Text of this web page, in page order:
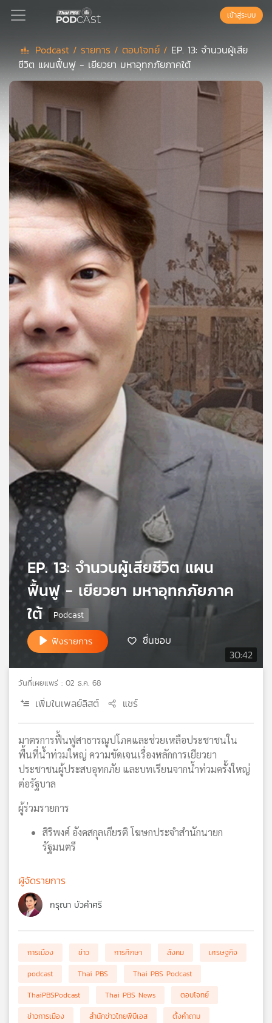
Podcast
ย์
ลิ
สต์
แนะนำ
เพล
ย์
ลิ
สต์
ของ
คุณ
เพลง
บทความ
ข่าว
เกี่ยว
กับ
เรา
เครือ
ข่าย
วิทยุ
ไทย
แผนที่
วิทยุ
เครือ
เข้าสู่ระบบ
Podcast / รายการ /ตอบโจทย์ / EP. 13: จำนวนผู้เสีย
ชีวิต แผนฟื้นฟู - เยียวยา มหาอุทกภัยภาคใต้
30:42
EP. 13: จำนวนผู้เสียชีวิต แผน
ฟื้นฟู - เยียวยา มหาอุทกภัยภาค
ใต้
ฟังรายการ ชื่นชอบ
วันที่เผยแพร่ : 02 ธ.ค. 68
เพิ่มในเพลย์ลิสต์ แชร์
มาตรการฟื้นฟูสาธารณูปโภคและช่วยเหลือประชาชนใน
พื้นที่น้ำท่วมใหญ่ ความชัดเจนเรื่องหลักการเยียวยา
ประชาชนผู้ประสบอุทกภัย และบทเรียนจากน้ำท่วมครั้งใหญ่
ต่อรัฐบาล
ผู้ร่วมรายการ
สิริพงศ์ อังคสกุลเกียรติ โฆษกประจำสำนักนายก
รัฐมนตรี
ผู้จัดรายการ
กรุณา บัวคำศรี
การเมือง ข่าว การศึกษา สังคม
เศรษฐกิจ
podcast
Thai PBS
Thai PBS Podcast
ThaiPBSPodcast
Thai PBS News
ตอบโจทย์
ข่าวการเมือง
สำนักข่าวไทยพีบีเอส
ตั้งคำถาม